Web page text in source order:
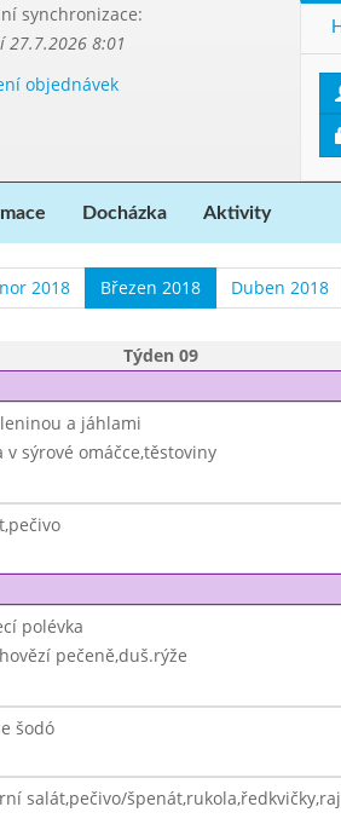
synchronizace:
27.7.2026 8:01
objednávek
Docházka Aktivity
2018 Březen 2018 Duben 2018
Týden 09
a jáhlami
v sýrové omáčce,těstoviny
polévka
pečeně,duš.rýže
šodó
salát,pečivo/